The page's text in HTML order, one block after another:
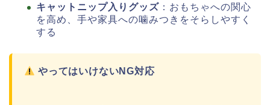
キャットニップ入りグッズ ：おもちゃへの関心
を高め、手や家具への噛みつきをそらしやすく
する
やってはいけないNG対応